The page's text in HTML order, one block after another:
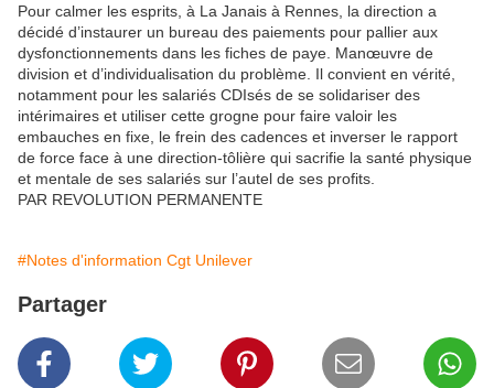
Pour calmer les esprits, à La Janais à Rennes, la direction a
décidé d’instaurer un bureau des paiements pour pallier aux
dysfonctionnements dans les fiches de paye. Manœuvre de
division et d’individualisation du problème. Il convient en vérité,
notamment pour les salariés CDIsés de se solidariser des
intérimaires et utiliser cette grogne pour faire valoir les
embauches en fixe, le frein des cadences et inverser le rapport
de force face à une direction-tôlière qui sacrifie la santé physique
et mentale de ses salariés sur l’autel de ses profits.
PAR REVOLUTION PERMANENTE
#Notes d'information Cgt Unilever
Partager